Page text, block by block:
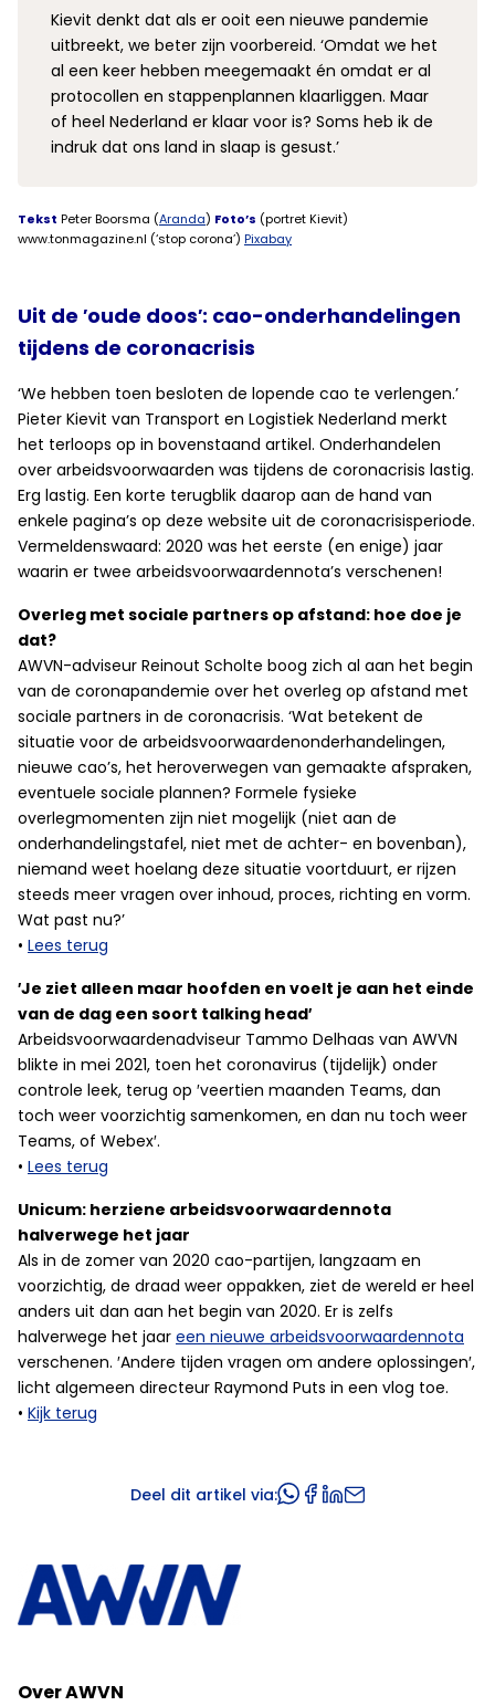
Kievit denkt dat als er ooit een nieuwe pandemie
uitbreekt, we beter zijn voorbereid. ‘Omdat we het
al een keer hebben meegemaakt én omdat er al
protocollen en stappenplannen klaarliggen. Maar
of heel Nederland er klaar voor is? Soms heb ik de
indruk dat ons land in slaap is gesust.’
Tekst Peter Boorsma (Aranda) Foto’s (portret Kievit)
www.tonmagazine.nl (‘stop corona’) Pixabay
Uit de ′oude doos′: cao-onderhandelingen
tijdens de coronacrisis
‘We hebben toen besloten de lopende cao te verlengen.’
Pieter Kievit van Transport en Logistiek Nederland merkt
het terloops op in bovenstaand artikel. Onderhandelen
over arbeidsvoorwaarden was tijdens de coronacrisis lastig.
Erg lastig. Een korte terugblik daarop aan de hand van
enkele pagina’s op deze website uit de coronacrisisperiode.
Vermeldenswaard: 2020 was het eerste (en enige) jaar
waarin er twee arbeidsvoorwaardennota’s verschenen!
Overleg met sociale partners op afstand: hoe doe je
dat?
AWVN-adviseur Reinout Scholte boog zich al aan het begin
van de coronapandemie over het overleg op afstand met
sociale partners in de coronacrisis. ‘Wat betekent de
situatie voor de arbeidsvoorwaardenonderhandelingen,
nieuwe cao’s, het heroverwegen van gemaakte afspraken,
eventuele sociale plannen? Formele fysieke
overlegmomenten zijn niet mogelijk (niet aan de
onderhandelingstafel, niet met de achter- en bovenban),
niemand weet hoelang deze situatie voortduurt, er rijzen
steeds meer vragen over inhoud, proces, richting en vorm.
Wat past nu?’
• Lees terug
′Je ziet alleen maar hoofden en voelt je aan het einde
van de dag een soort talking head′
Arbeidsvoorwaardenadviseur Tammo Delhaas van AWVN
blikte in mei 2021, toen het coronavirus (tijdelijk) onder
controle leek, terug op ′veertien maanden Teams, dan
toch weer voorzichtig samenkomen, en dan nu toch weer
Teams, of Webex′.
• Lees terug
Unicum: herziene arbeidsvoorwaardennota
halverwege het jaar
Als in de zomer van 2020 cao-partijen, langzaam en
voorzichtig, de draad weer oppakken, ziet de wereld er heel
anders uit dan aan het begin van 2020. Er is zelfs
halverwege het jaar een nieuwe arbeidsvoorwaardennota
verschenen. ′Andere tijden vragen om andere oplossingen′,
licht algemeen directeur Raymond Puts in een vlog toe.
• Kijk terug
Deel dit artikel via:
Over AWVN